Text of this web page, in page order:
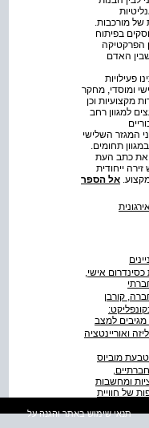
של מורכבות.
בפיתוח
הפרקטיקה
האדם
פעילויות
ומוסדי, מחקר
מקצועיות וכן
למגוון רחב
המגזר השלישי
תחומים.
את כתב העת
ייחודית
אל הספר
כסינדרום אישי,
קורבן
למצב
ואוריינטציה
טבעת מוביוס
ומחשבות
של חוויית
והארגון
תנאי שימוש באתר והגנה על